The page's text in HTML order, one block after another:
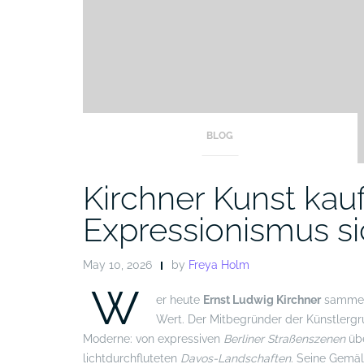
BLOG
Kirchner Kunst
Expressionismus
May 10, 2026 by Freya Holm
W er heute Ernst Ludwig Kirchner
Wert. Der Mitbegründer der
Moderne: von expressiven Berliner Straßenszenen
lichtdurchfluteten Davos-Landschaften. Seine